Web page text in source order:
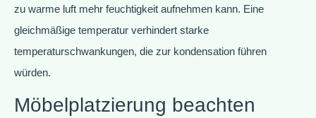
zu warme luft mehr feuchtigkeit aufnehmen kann. Eine
gleichmäßige temperatur verhindert starke
temperaturschwankungen, die zur kondensation führen
würden.
Möbelplatzierung beachten